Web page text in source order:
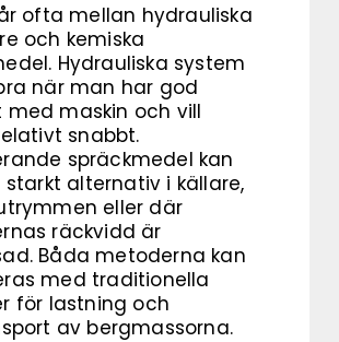
ofta mellan hydrauliska
och kemiska
Hydrauliska system
när man har god
med maskin och vill
snabbt.
spräckmedel kan
alternativ i källare,
eller där
räckvidd är
Båda metoderna kan
med traditionella
för lastning och
av bergmassorna.